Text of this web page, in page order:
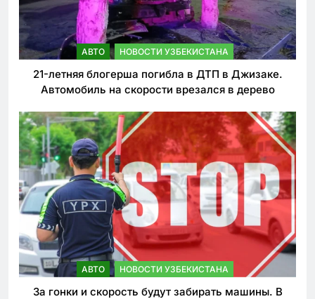
АВТО НОВОСТИ УЗБЕКИСТАНА
21-летняя блогерша погибла в ДТП в Джизаке.
Автомобиль на скорости врезался в дерево
АВТО НОВОСТИ УЗБЕКИСТАНА
За гонки и скорость будут забирать машины. В